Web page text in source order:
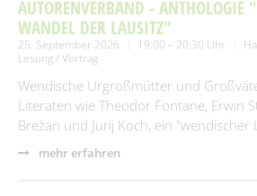
AUTORENVERBAND - ANTHOLOGIE
WANDEL DER LAUSITZ"
25. September 2026 19:00 – 20:30 Uhr
Lesung / Vortrag
Wendische Urgroßmütter und
Literaten wie Theodor Fontane, Erwin
Brežan und Jurij Koch, ein "wendischer
mehr erfahren